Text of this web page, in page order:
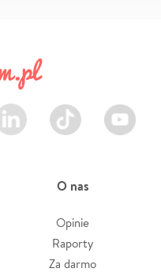
TikTok Youtube
O nas
Opinie
Raporty
Za darmo